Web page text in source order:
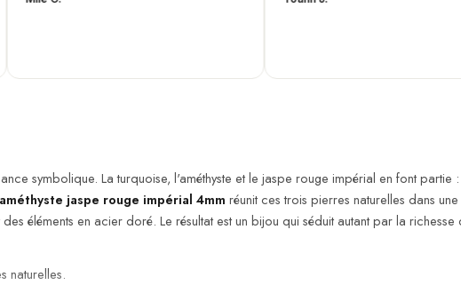
symbolique. La turquoise, l'améthyste et le jaspe rouge impérial en font
jaspe rouge impérial 4mm réunit ces trois pierres naturelles dans
éléments en acier doré. Le résultat est un bijou qui séduit autant par la
naturelles.